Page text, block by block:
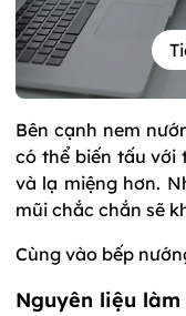
Bên cạnh nem
có thể biến tấu với
và lạ miệng hơn.
mũi chắc chắn sẽ
Cùng vào bếp
Nguyên liệu